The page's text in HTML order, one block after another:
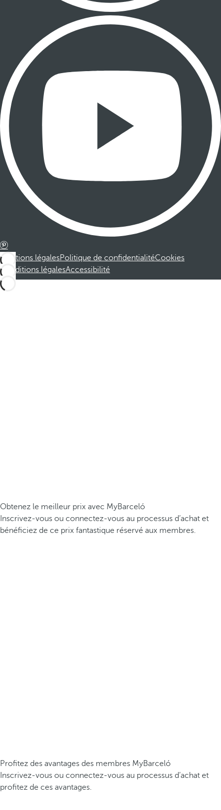
Mentions légalesPolitique de confidentialitéCookies
Conditions légalesAccessibilité
Obtenez le meilleur prix avec MyBarceló
Inscrivez-vous ou connectez-vous au processus d’achat et
bénéficiez de ce prix fantastique réservé aux membres.
Profitez des avantages des membres MyBarceló
Inscrivez-vous ou connectez-vous au processus d’achat et
profitez de ces avantages.